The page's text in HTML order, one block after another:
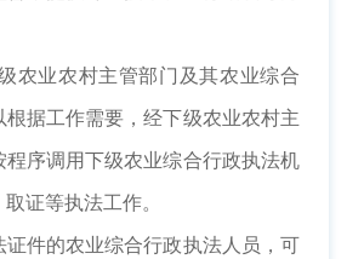
农业农村主管部门及其农业综合
据工作需要，经下级农业农村主
序调用下级农业综合行政执法机
证等执法工作。
证件的农业综合行政执法人员，可